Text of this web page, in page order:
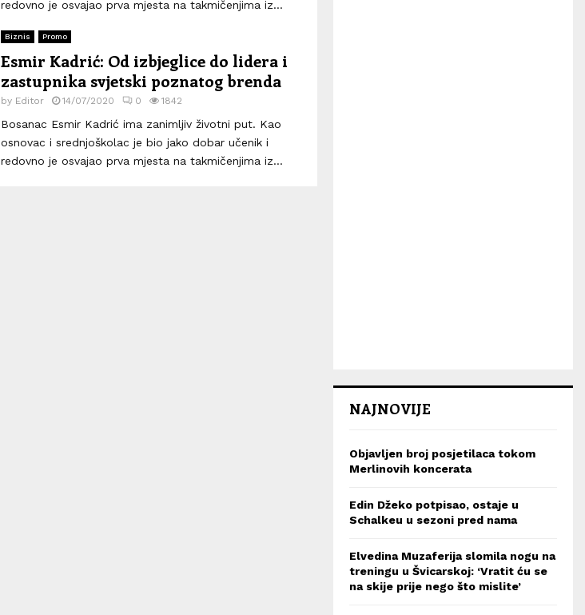
redovno je osvajao prva mjesta na takmičenjima iz...
Biznis Promo
Esmir Kadrić: Od izbjeglice do lidera i
zastupnika svjetski poznatog brenda
by Editor 14/07/2020 0 1842
Bosanac Esmir Kadrić ima zanimljiv životni put. Kao
osnovac i srednjoškolac je bio jako dobar učenik i
redovno je osvajao prva mjesta na takmičenjima iz...
NAJNOVIJE
Objavljen broj posjetilaca tokom
Merlinovih koncerata
Edin Džeko potpisao, ostaje u
Schalkeu u sezoni pred nama
Elvedina Muzaferija slomila nogu na
treningu u Švicarskoj: ‘Vratit ću se
na skije prije nego što mislite’